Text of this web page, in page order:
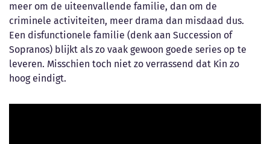
meer om de uiteenvallende familie, dan om de
criminele activiteiten, meer drama dan misdaad dus.
Een disfunctionele familie (denk aan Succession of
Sopranos) blijkt als zo vaak gewoon goede series op te
leveren. Misschien toch niet zo verrassend dat Kin zo
hoog eindigt.